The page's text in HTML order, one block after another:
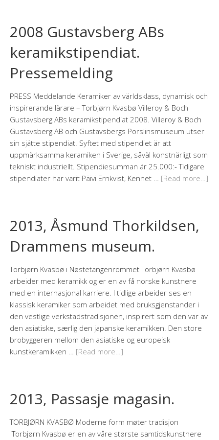
2008 Gustavsberg ABs
keramikstipendiat.
Pressemelding
PRESS Meddelande Keramiker av världsklass, dynamisk och
inspirerande lärare – Torbjørn Kvasbø Villeroy & Boch
Gustavsberg ABs keramikstipendiat 2008. Villeroy & Boch
Gustavsberg AB och Gustavsbergs Porslinsmuseum utser
sin sjätte stipendiat. Syftet med stipendiet är att
uppmärksamma keramiken i Sverige, såväl konstnärligt som
tekniskt industriellt. Stipendiesumman är 25.000:- Tidigare
stipendiater har varit Päivi Ernkvist, Kennet … [Read more…]
2013, Åsmund Thorkildsen,
Drammens museum.
Torbjørn Kvasbø i Nøstetangenrommet Torbjørn Kvasbø
arbeider med keramikk og er en av få norske kunstnere
med en internasjonal karriere. I tidlige arbeider ses en
klassisk keramiker som arbeidet med bruksgjenstander i
den vestlige verkstadstradisjonen, inspirert som den var av
den asiatiske, særlig den japanske keramikken. Den store
brobyggeren mellom den asiatiske og europeisk
kunstkeramikken … [Read more…]
2013, Passasje magasin.
TORBJØRN KVASBØ Moderne form møter tradisjon
Torbjørn Kvasbø er en av våre største samtidskunstnere